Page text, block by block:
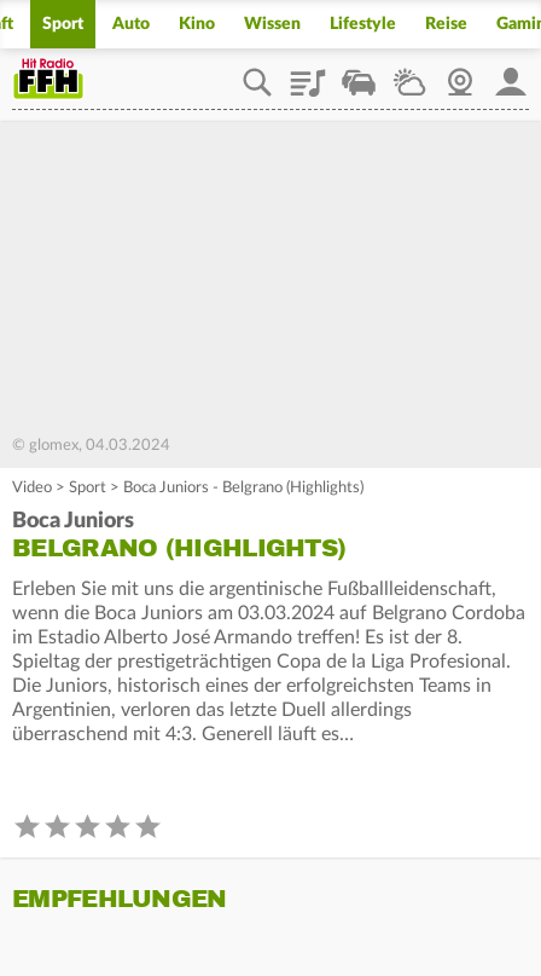
Sport Auto Kino Wissen Lifestyle Reise
PlaylistStaupilotWetterWebcam
© glomex, 04.03.2024
Video > Sport > Boca Juniors - Belgrano (Highlights)
Boca Juniors
BELGRANO (HIGHLIGHTS)
Erleben Sie mit uns die argentinische Fußballleidenschaft,
wenn die Boca Juniors am 03.03.2024 auf Belgrano Cordoba
im Estadio Alberto José Armando treffen! Es ist der 8.
Spieltag der prestigeträchtigen Copa de la Liga Profesional.
Die Juniors, historisch eines der erfolgreichsten Teams in
Argentinien, verloren das letzte Duell allerdings
überraschend mit 4:3. Generell läuft es…
EMPFEHLUNGEN